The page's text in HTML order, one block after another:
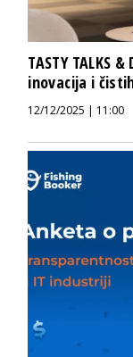
TASTY TALKS
inovacija i
12/12/2025 | 11:00